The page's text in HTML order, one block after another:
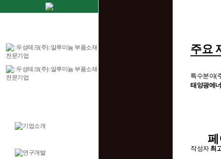
주요
특수분야(
태양광에
페
작성자 최